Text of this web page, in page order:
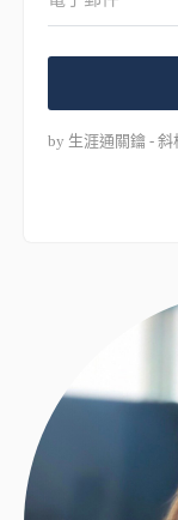
by 生涯通關鑰 - 斜